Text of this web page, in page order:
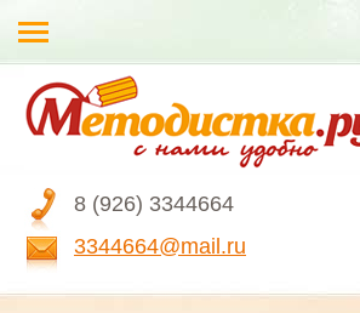
8 (926) 3344664
3344664@mail.ru